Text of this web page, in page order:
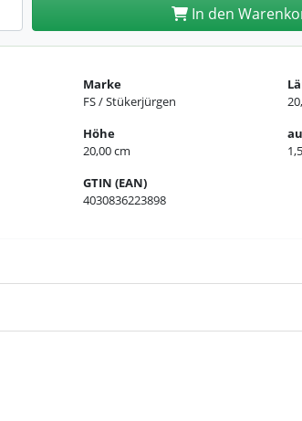
In den
Marke
FS / Stükerjürgen
Höhe
20,00 cm
GTIN (EAN)
4030836223898